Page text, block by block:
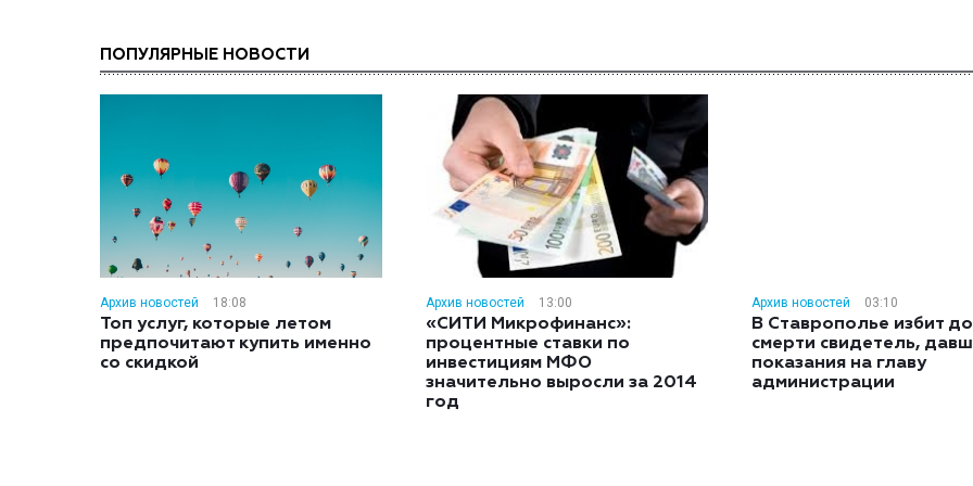
ПОПУЛЯРНЫЕ НОВОСТИ
Архив новостей 18:08
Топ услуг, которые летом
предпочитают купить именно
со скидкой
Архив новостей 13:00
«СИТИ Микрофинанс»:
процентные ставки по
инвестициям МФО
значительно выросли за 2014
год
Архив новостей 03:10
В Ставрополье избит до
смерти свидетель,
показания на главу
администрации